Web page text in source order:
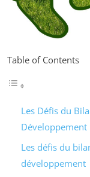
Table of Contents
Les Défis du
Développement
Les défis du
développement